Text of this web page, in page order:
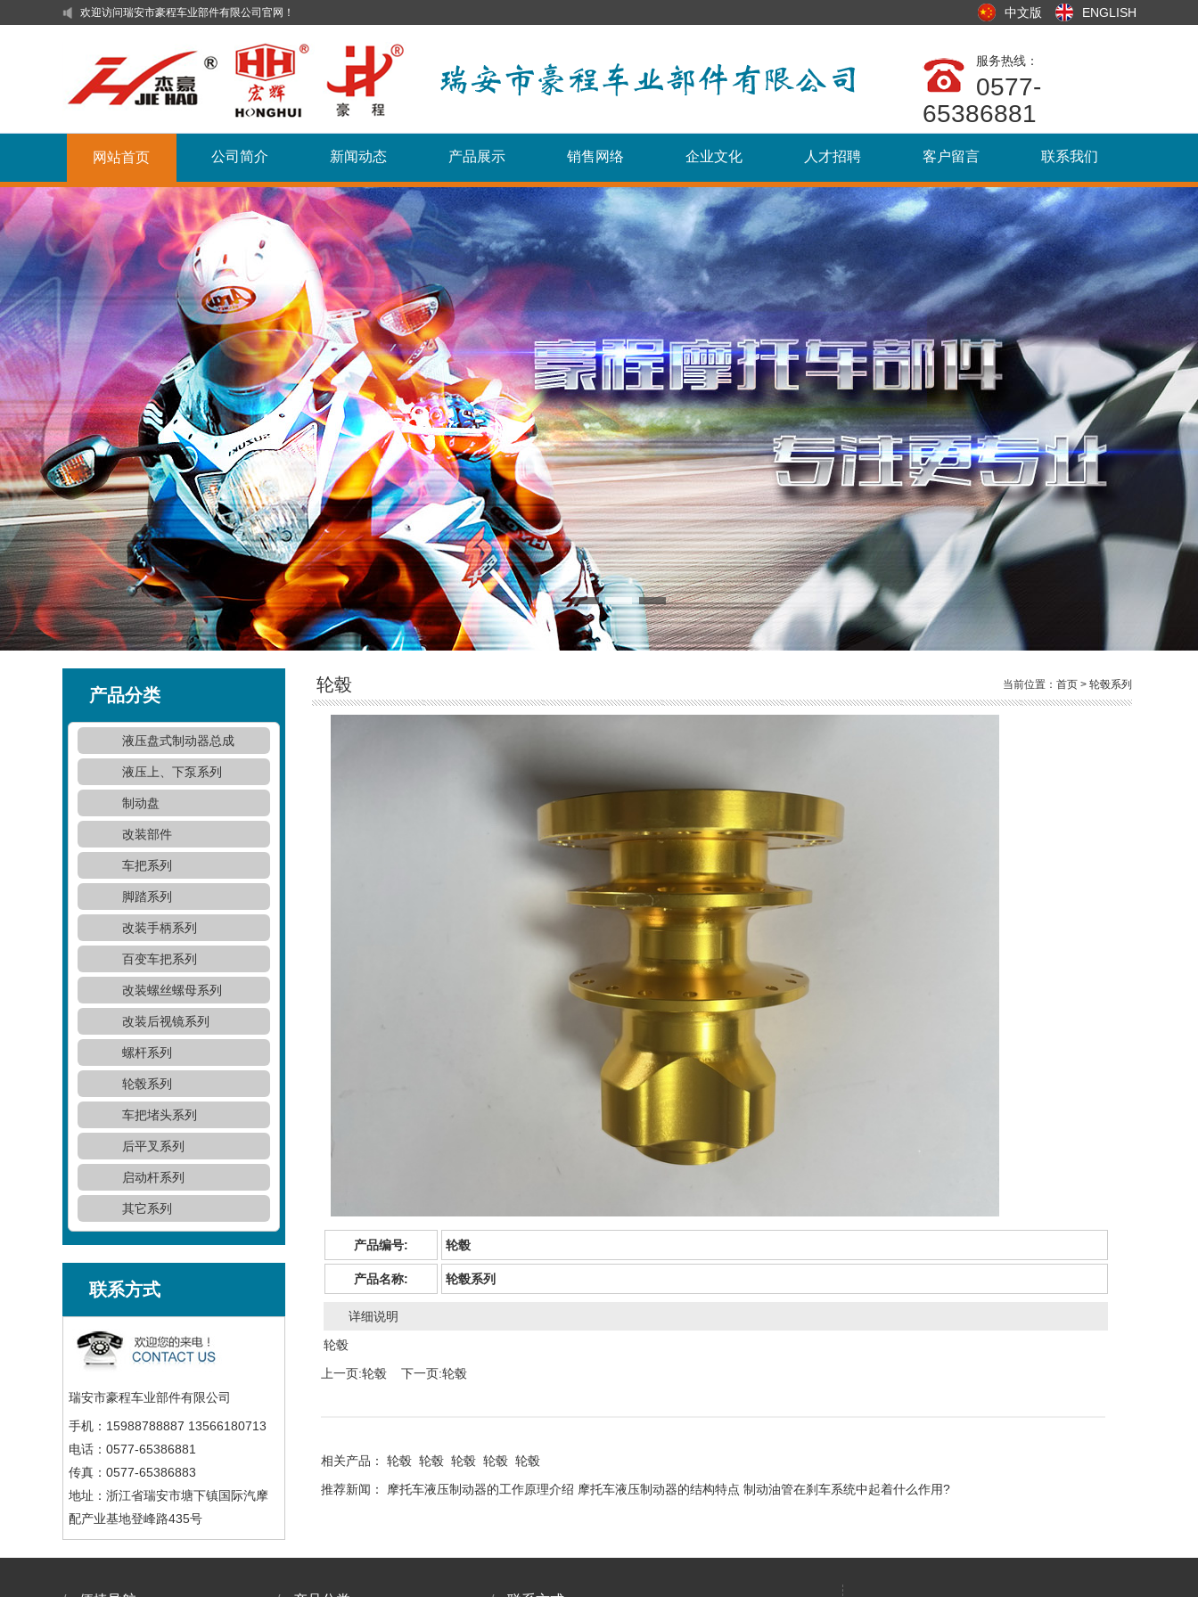
欢迎访问瑞安市豪程车业部件有限公司官网！ 中文版 ENGLISH
服务热线：
0577-
65386881
网站首页 公司简介 新闻动态 产品展示 销售网络 企业文化 人才招聘 客户留言 联系我们
产品分类
液压盘式制动器总成
液压上、下泵系列
制动盘
改装部件
车把系列
脚踏系列
改装手柄系列
百变车把系列
改装螺丝螺母系列
改装后视镜系列
螺杆系列
轮毂系列
车把堵头系列
后平叉系列
启动杆系列
其它系列
联系方式
瑞安市豪程车业部件有限公司
手机：15988788887 13566180713
电话：0577-65386881
传真：0577-65386883
地址：浙江省瑞安市塘下镇国际汽摩
配产业基地登峰路435号
轮毂 当前位置： 首页> 轮毂系列
产品编号: 轮毂
产品名称: 轮毂系列
详细说明
轮毂
上一页:轮毂下一页:轮毂
相关产品： 轮毂 轮毂 轮毂 轮毂 轮毂
推荐新闻： 摩托车液压制动器的工作原理介绍 摩托车液压制动器的结构特点 制动油管在刹车系统中起着什么作用?